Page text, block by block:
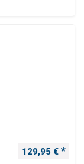
129,95 €